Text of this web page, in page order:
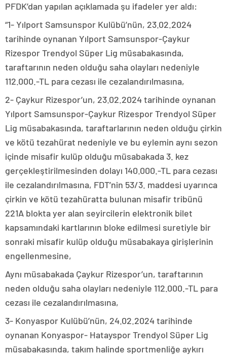
PFDK’dan yapılan açıklamada şu ifadeler yer aldı:
“1- Yılport Samsunspor Kulübü’nün, 23.02.2024
tarihinde oynanan Yılport Samsunspor-Çaykur
Rizespor Trendyol Süper Lig müsabakasında,
taraftarının neden olduğu saha olayları nedeniyle
112.000.-TL para cezası ile cezalandırılmasına,
2- Çaykur Rizespor’un, 23.02.2024 tarihinde oynanan
Yılport Samsunspor-Çaykur Rizespor Trendyol Süper
Lig müsabakasında, taraftarlarının neden olduğu çirkin
ve kötü tezahürat nedeniyle ve bu eylemin aynı sezon
içinde misafir kulüp olduğu müsabakada 3. kez
gerçekleştirilmesinden dolayı 140.000.-TL para cezası
ile cezalandırılmasına, FDT’nin 53/3. maddesi uyarınca
çirkin ve kötü tezahüratta bulunan misafir tribünü
221A blokta yer alan seyircilerin elektronik bilet
kapsamındaki kartlarının bloke edilmesi suretiyle bir
sonraki misafir kulüp olduğu müsabakaya girişlerinin
engellenmesine,
Aynı müsabakada Çaykur Rizespor’un, taraftarının
neden olduğu saha olayları nedeniyle 112.000.-TL para
cezası ile cezalandırılmasına,
3- Konyaspor Kulübü’nün, 24.02.2024 tarihinde
oynanan Konyaspor- Hatayspor Trendyol Süper Lig
müsabakasında, takım halinde sportmenliğe aykırı